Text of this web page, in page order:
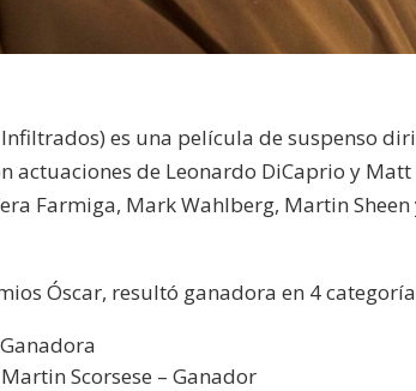
es una película de suspenso
actuaciones de Leonardo DiCaprio y
Farmiga, Mark Wahlberg, Martin
Óscar, resultó ganadora en 4
Scorsese – Ganador